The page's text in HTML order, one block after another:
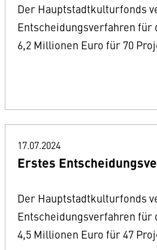
Der Hauptstadtkulturfonds
Entscheidungsverfahren für
6,2 Millionen Euro für 70
17.07.2024
Erstes
Der Hauptstadtkulturfonds
Entscheidungsverfahren für
4,5 Millionen Euro für 47